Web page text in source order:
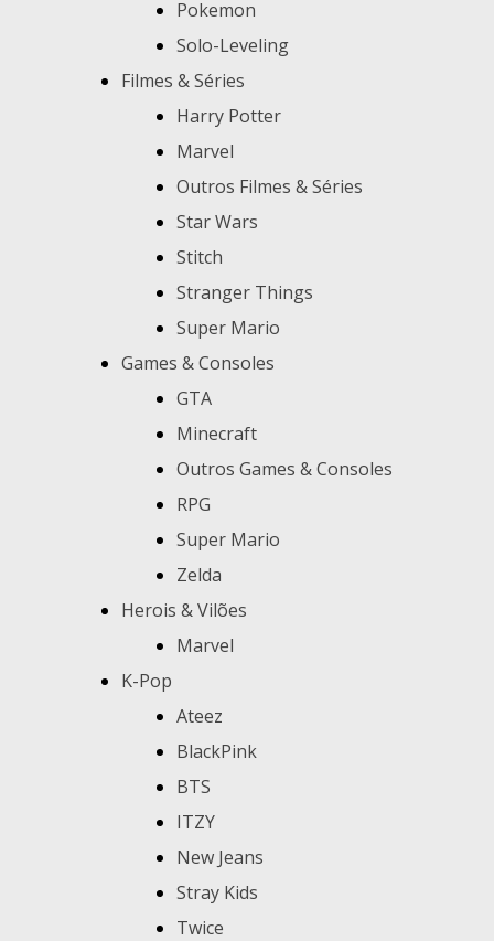
Pokemon
Solo-Leveling
Filmes & Séries
Harry Potter
Marvel
Outros Filmes & Séries
Star Wars
Stitch
Stranger Things
Super Mario
Games & Consoles
GTA
Minecraft
Outros Games & Consoles
RPG
Super Mario
Zelda
Herois & Vilões
Marvel
K-Pop
Ateez
BlackPink
BTS
ITZY
New Jeans
Stray Kids
Twice